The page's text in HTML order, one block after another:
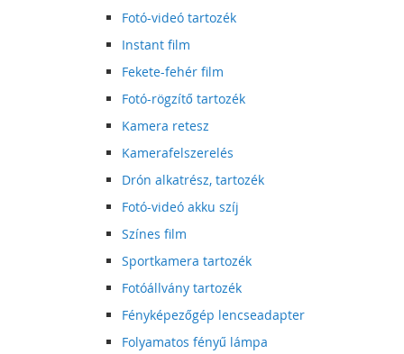
Fotó-videó tartozék
Instant film
Fekete-fehér film
Fotó-rögzítő tartozék
Kamera retesz
Kamerafelszerelés
Drón alkatrész, tartozék
Fotó-videó akku szíj
Színes film
Sportkamera tartozék
Fotóállvány tartozék
Fényképezőgép lencseadapter
Folyamatos fényű lámpa